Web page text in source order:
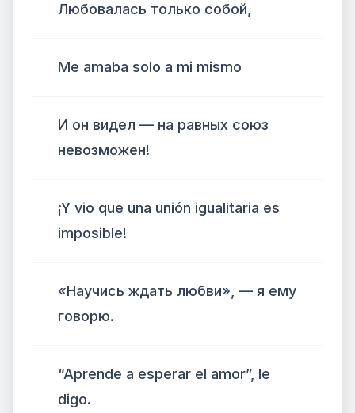
Любовалась только собой,
Me amaba solo a mi mismo
И он видел — на равных союз
невозможен!
¡Y vio que una unión igualitaria es
imposible!
«Научись ждать любви», — я ему
говорю.
“Aprende a esperar el amor”, le
digo.